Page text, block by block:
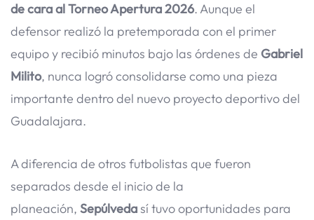
de cara al Torneo Apertura 2026. Aunque el
defensor realizó la pretemporada con el primer
equipo y recibió minutos bajo las órdenes de Gabriel
Milito, nunca logró consolidarse como una pieza
importante dentro del nuevo proyecto deportivo del
Guadalajara.
A diferencia de otros futbolistas que fueron
separados desde el inicio de la
planeación, Sepúlvedasí tuvo oportunidades para